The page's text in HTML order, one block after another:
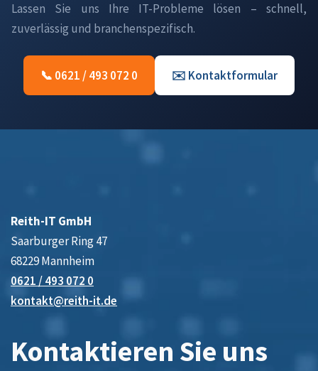
Lassen Sie uns Ihre IT-Probleme lösen – schnell,
zuverlässig und branchenspezifisch.
📞 0621 / 493 072 0 ✉️ Kontaktformular
Reith-IT GmbH
Saarburger Ring 47
68229 Mannheim
0621 / 493 072 0
kontakt@reith-it.de
Kontaktieren Sie uns